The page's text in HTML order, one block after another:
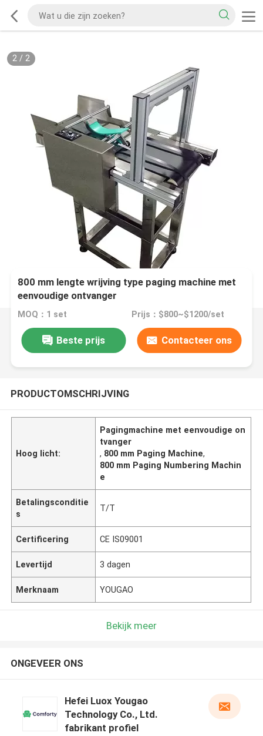
2/ 2
800 mm lengte wrijving type paging machine met
eenvoudige ontvanger
MOQ：1 set Prijs：$800~$1200/set
Beste prijs Contacteer ons
PRODUCTOMSCHRIJVING
Hoog licht:
Pagingmachine met eenvoudige on
tvanger
, 800 mm Paging Machine,
800 mm Paging Numbering Machin
e
Betalingsconditie
s
T/T
Certificering CE IS09001
Levertijd 3 dagen
Merknaam YOUGAO
Bekijk meer
ONGEVEER ONS
Hefei Luox Yougao
Technology Co., Ltd.
fabrikant profiel